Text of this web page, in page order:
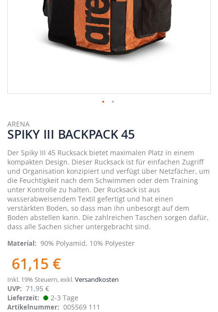
Anfang
der
Bildergalerie
springen
ARENA
SPIKY III BACKPACK 45
Der Spiky III 45 Rucksack bietet maximalen Platz in einem
kompakten Design. Dieser Rucksack ist für einfachen Zugriff
und Organisation konzipiert und verfügt über Netzfächer, um
die Feuchtigkeit nach dem Schwimmen oder dem Training
unter Kontrolle zu halten. Der Rucksack ist aus
wasserabweisendem Textil gefertigt und hat einen
verstärkten Boden, so dass man ihn unbesorgt auf dem
Boden abstellen kann. Die zahlreichen Taschen sorgen dafür,
dass alle Sachen sicher untergebracht sind.
Material 90% Polyamid, 10% Polyester
61,15 €
Inkl. 19% Steuern,exkl. Versandkosten
UVP: 71,95 €
Lieferzeit 2-3 Tage
Artikelnummer 005569 111